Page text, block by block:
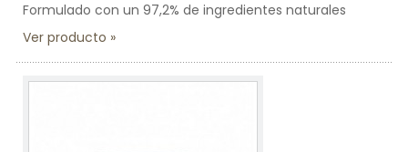
Formulado con un 97,2% de ingredientes naturales
Ver producto